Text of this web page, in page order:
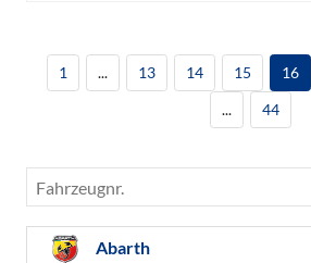
1 ... 13 14 15 16
...
44
Fahrzeugnr.
Abarth